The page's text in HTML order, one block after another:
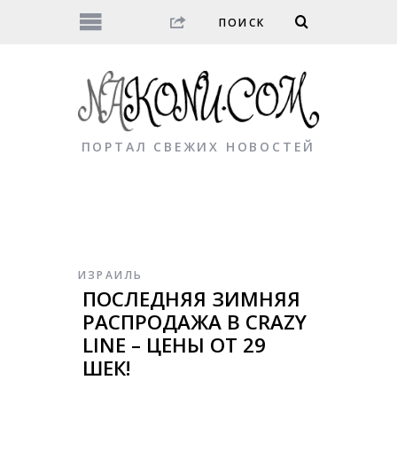
ПОРТАЛ СВЕЖИХ НОВОСТЕЙ
ИЗРАИЛЬ
ПОСЛЕДНЯЯ ЗИМНЯЯ
РАСПРОДАЖА В CRAZY
LINE – ЦЕНЫ ОТ 29
ШЕК!